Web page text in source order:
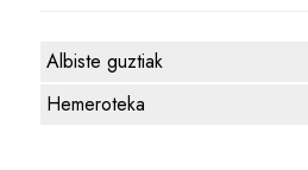
Albiste guztiak
Hemeroteka